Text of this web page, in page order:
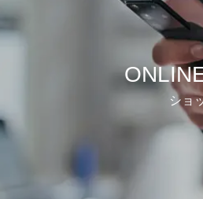
ショ